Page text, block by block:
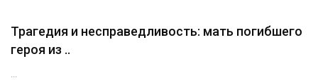
Трагедия и несправедливость: мать погибшего
героя из ..
...